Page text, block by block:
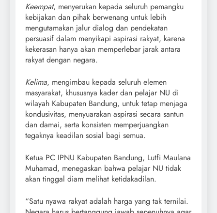
Keempat, menyerukan kepada seluruh pemangku
kebijakan dan pihak berwenang untuk lebih
mengutamakan jalur dialog dan pendekatan
persuasif dalam menyikapi aspirasi rakyat, karena
kekerasan hanya akan memperlebar jarak antara
rakyat dengan negara.
Kelima, mengimbau kepada seluruh elemen
masyarakat, khususnya kader dan pelajar NU di
wilayah Kabupaten Bandung, untuk tetap menjaga
kondusivitas, menyuarakan aspirasi secara santun
dan damai, serta konsisten memperjuangkan
tegaknya keadilan sosial bagi semua.
Ketua PC IPNU Kabupaten Bandung, Lutfi Maulana
Muhamad, menegaskan bahwa pelajar NU tidak
akan tinggal diam melihat ketidakadilan.
“Satu nyawa rakyat adalah harga yang tak ternilai.